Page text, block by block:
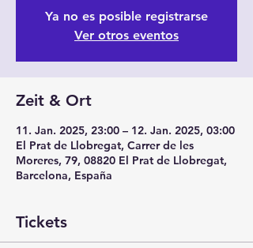
Ya no es posible registrarse
Ver otros eventos
Zeit & Ort
11. Jan. 2025, 23:00 – 12. Jan. 2025, 03:00
El Prat de Llobregat, Carrer de les
Moreres, 79, 08820 El Prat de Llobregat,
Barcelona, España
Tickets